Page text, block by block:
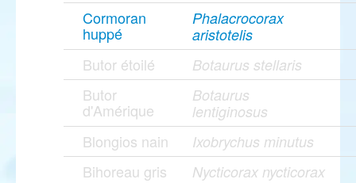
Cormoran
huppé
Phalacrocorax
aristotelis
Butor étoilé Botaurus stellaris
Butor
d'Amérique
Botaurus
lentiginosus
Blongios nain Ixobrychus minutus
Bihoreau gris Nycticorax nycticorax